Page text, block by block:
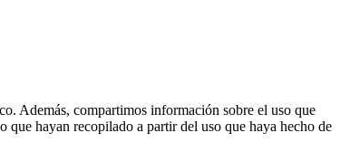
Además, compartimos información sobre el uso que
que hayan recopilado a partir del uso que haya hecho de